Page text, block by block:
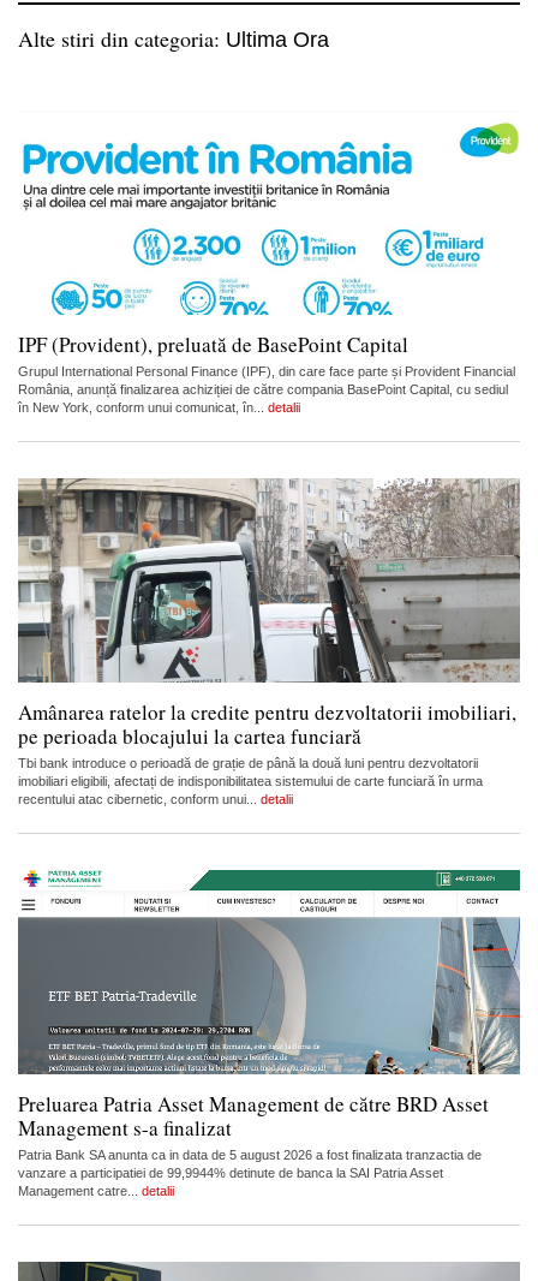
Alte stiri din categoria: Ultima Ora
IPF (Provident), preluată de BasePoint Capital
Grupul International Personal Finance (IPF), din care face parte și Provident Financial
România, anunță finalizarea achiziției de către compania BasePoint Capital, cu sediul
în New York, conform unui comunicat, în... detalii
Amânarea ratelor la credite pentru dezvoltatorii imobiliari,
pe perioada blocajului la cartea funciară
Tbi bank introduce o perioadă de grație de până la două luni pentru dezvoltatorii
imobiliari eligibili, afectați de indisponibilitatea sistemului de carte funciară în urma
recentului atac cibernetic, conform unui... detalii
Preluarea Patria Asset Management de către BRD Asset
Management s-a finalizat
Patria Bank SA anunta ca in data de 5 august 2026 a fost finalizata tranzactia de
vanzare a participatiei de 99,9944% detinute de banca la SAI Patria Asset
Management catre... detalii